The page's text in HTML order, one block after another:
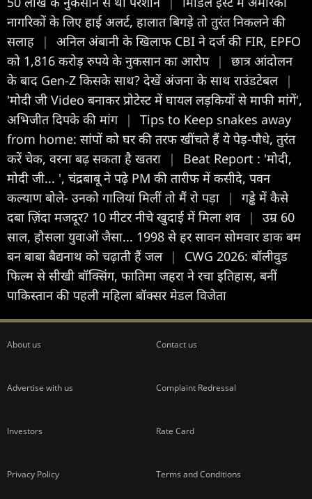
नागरिकों के लिए हाई अलर्ट, हालात बिगड़े तो तुरंत निकलने की
सलाह
|
अनिल अंबानी के खिलाफ CBI ने दर्ज की FIR, EPFO
को 1,816 करोड़ रुपये के नुकसान का आरोप |
छात्र आंदोलन
के बाद Gen-Z किसके साथ? देखें अंजना के साथ राउंडटेबल |
'मोदी जी Video बनाकर प्रोटेस्ट में घायल लड़कियों से माफी मांगें',
अभिजीत दिपके की मांग |
Tips to Keep snakes away
from home: सांपों को घर की तरफ खींचते हैं ये पेड़-पौधे, तुरंत
करें चेक, वरना बढ़ सकता है खतरा
|
Beat Report : 'मोदी,
मोदी जी... ', चंद्रबाबू ने पढ़े PM की तारीफ में कसीदे, पवन
कल्याण बोले- उनको गालियां मिलीं तो मैं रो पड़ा
|
गड्ढे में कैसे
दबा ज़िंदा मजदूर? 10 मीटर नीचे खुदाई में मिला शव |
उम्र 60
साल, हौसला युवाओं जैसा... 1998 से हर सावन सोमवार डाक बम
बन बाबा बैद्यनाथ को चढ़ाती हैं जल |
CWG 2026: बॉलीवुड
फिल्म से सीखी बॉक्सिंग, फातिमा जहरा ने रचा इतिहास, बनीं
पाकिस्तान की पहली महिला बॉक्सर मेडल विजेता
About us Contact us
Advertise with us Complaint Redressal
Investors Rate Card
Privacy Policy Terms and Conditions